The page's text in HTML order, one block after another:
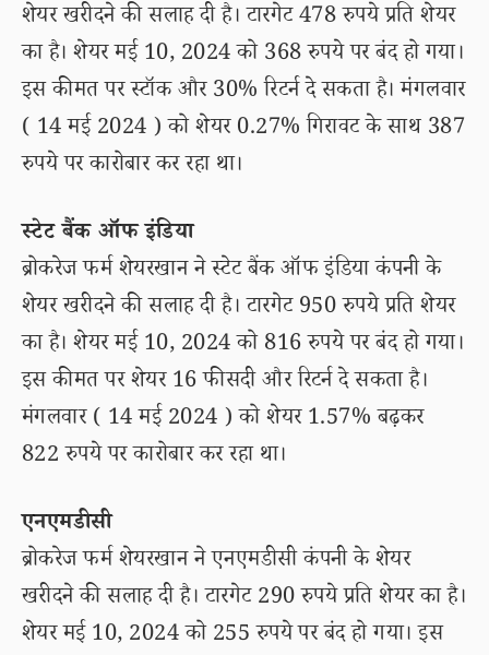
शेयर खरीदने की सलाह दी है। टारगेट 478 रुपये प्रति शेयर
का है। शेयर मई 10, 2024 को 368 रुपये पर बंद हो गया।
इस कीमत पर स्टॉक और 30% रिटर्न दे सकता है। मंगलवार
( 14 मई 2024 ) को शेयर 0.27% गिरावट के साथ 387
रुपये पर कारोबार कर रहा था।
स्टेट बैंक ऑफ इंडिया
ब्रोकरेज फर्म शेयरखान ने स्टेट बैंक ऑफ इंडिया कंपनी के
शेयर खरीदने की सलाह दी है। टारगेट 950 रुपये प्रति शेयर
का है। शेयर मई 10, 2024 को 816 रुपये पर बंद हो गया।
इस कीमत पर शेयर 16 फीसदी और रिटर्न दे सकता है।
मंगलवार ( 14 मई 2024 ) को शेयर 1.57% बढ़कर
822 रुपये पर कारोबार कर रहा था।
एनएमडीसी
ब्रोकरेज फर्म शेयरखान ने एनएमडीसी कंपनी के शेयर
खरीदने की सलाह दी है। टारगेट 290 रुपये प्रति शेयर का है।
शेयर मई 10, 2024 को 255 रुपये पर बंद हो गया। इस